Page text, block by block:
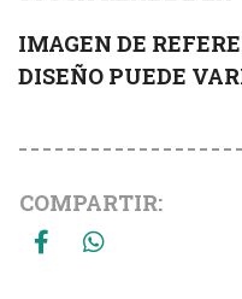
IMAGEN DE
DISEÑO PUEDE
COMPARTIR: